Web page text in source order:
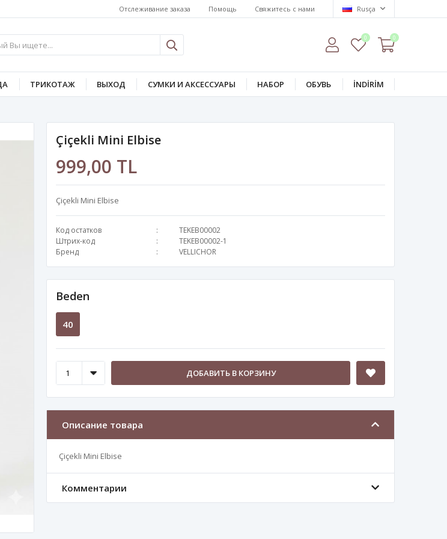
Отслеживание заказа Помощь Свяжитесь с нами Rusça
0 0
ТРИКОТАЖ ВЫХОД СУМКИ И АКСЕССУАРЫ НАБОР ОБУВЬ İNDİRİM
Çiçekli Mini Elbise
999,00 TL
Çiçekli Mini Elbise
Код остатков
TEKEB00002
Штрих-код
TEKEB00002-1
Бренд
VELLICHOR
Beden
40
ДОБАВИТЬ В КОРЗИНУ
Описание товара
Çiçekli Mini Elbise
Комментарии